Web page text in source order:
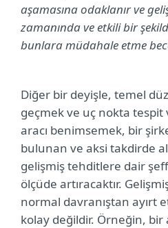
aşamasına odaklanır ve
zamanında ve etkili bir
bunlara müdahale etme
Diğer bir deyişle, temel
geçmek ve uç nokta tespit
aracı benimsemek, bir
bulunan ve aksi takdirde
gelişmiş tehditlere dair
ölçüde artıracaktır.
normal davranıştan ayırt
kolay değildir. Örneğin, bir